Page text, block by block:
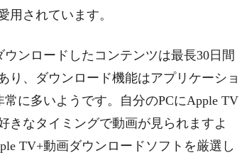
されています。
ンロードしたコンテンツは最長30日間
り、ダウンロード機能はアプリケーショ
に多いようです。自分のPCにApple TV
きなタイミングで動画が見られますよ
TV+動画ダウンロードソフトを厳選し